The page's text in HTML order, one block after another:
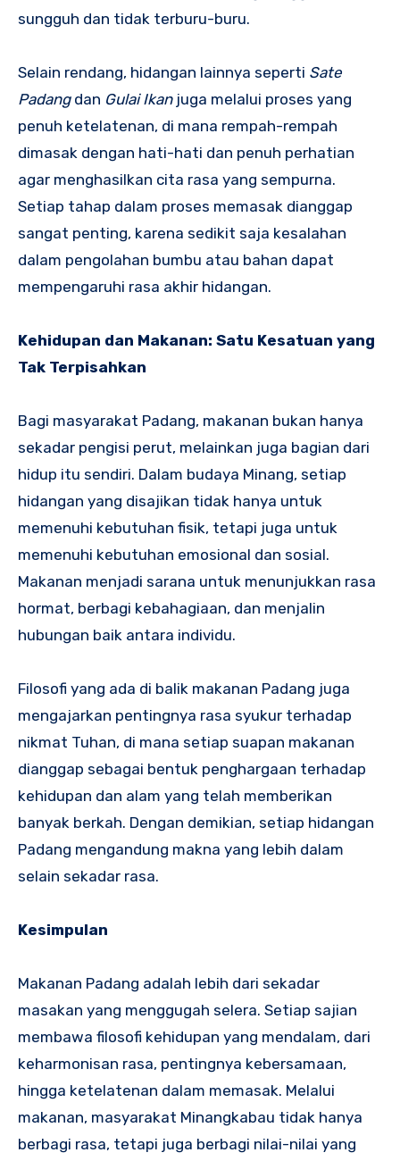
sungguh dan tidak terburu-buru.
Selain rendang, hidangan lainnya seperti Sate
Padangdan Gulai Ikanjuga melalui proses yang
penuh ketelatenan, di mana rempah-rempah
dimasak dengan hati-hati dan penuh perhatian
agar menghasilkan cita rasa yang sempurna.
Setiap tahap dalam proses memasak dianggap
sangat penting, karena sedikit saja kesalahan
dalam pengolahan bumbu atau bahan dapat
mempengaruhi rasa akhir hidangan.
Kehidupan dan Makanan: Satu Kesatuan yang
Tak Terpisahkan
Bagi masyarakat Padang, makanan bukan hanya
sekadar pengisi perut, melainkan juga bagian dari
hidup itu sendiri. Dalam budaya Minang, setiap
hidangan yang disajikan tidak hanya untuk
memenuhi kebutuhan fisik, tetapi juga untuk
memenuhi kebutuhan emosional dan sosial.
Makanan menjadi sarana untuk menunjukkan rasa
hormat, berbagi kebahagiaan, dan menjalin
hubungan baik antara individu.
Filosofi yang ada di balik makanan Padang juga
mengajarkan pentingnya rasa syukur terhadap
nikmat Tuhan, di mana setiap suapan makanan
dianggap sebagai bentuk penghargaan terhadap
kehidupan dan alam yang telah memberikan
banyak berkah. Dengan demikian, setiap hidangan
Padang mengandung makna yang lebih dalam
selain sekadar rasa.
Kesimpulan
Makanan Padang adalah lebih dari sekadar
masakan yang menggugah selera. Setiap sajian
membawa filosofi kehidupan yang mendalam, dari
keharmonisan rasa, pentingnya kebersamaan,
hingga ketelatenan dalam memasak. Melalui
makanan, masyarakat Minangkabau tidak hanya
berbagi rasa, tetapi juga berbagi nilai-nilai yang